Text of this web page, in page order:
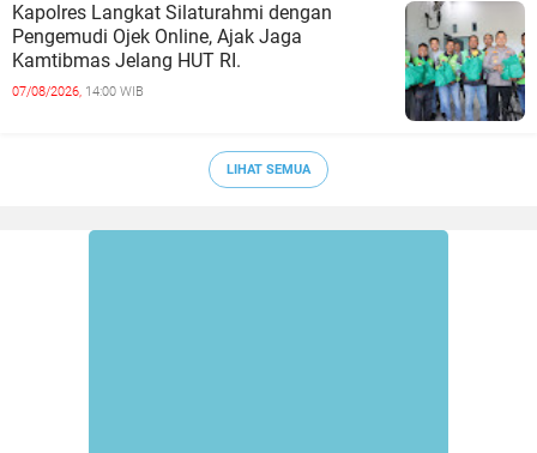
Kapolres Langkat Silaturahmi dengan
Pengemudi Ojek Online, Ajak Jaga
Kamtibmas Jelang HUT RI.
07/08/2026, 14:00 WIB
LIHAT SEMUA